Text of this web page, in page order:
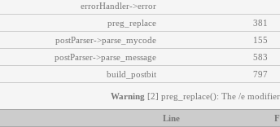
errorHandler->error
381
preg_replace
155
postParser->parse_mycode
583
postParser->parse_message
797
build_postbit
Warning [2] preg_replace(): The /e
Line